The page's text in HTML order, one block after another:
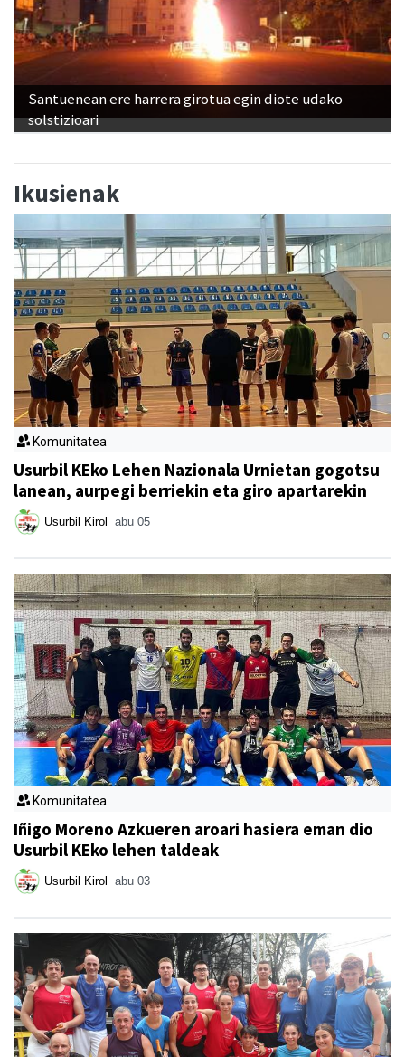
Santuenean ere harrera girotua egin diote udako
solstizioari
Ikusienak
Komunitatea
Usurbil KEko Lehen Nazionala Urnietan gogotsu
lanean, aurpegi berriekin eta giro apartarekin
Usurbil Kirol abu 05
Komunitatea
Iñigo Moreno Azkueren aroari hasiera eman dio
Usurbil KEko lehen taldeak
Usurbil Kirol abu 03